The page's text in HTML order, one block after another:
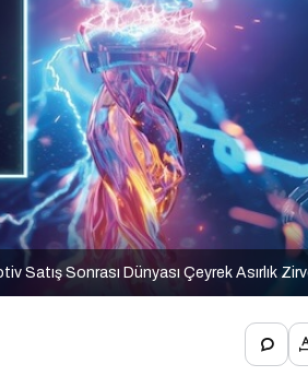
Satış Sonrası Dünyası Çeyrek Asırlık